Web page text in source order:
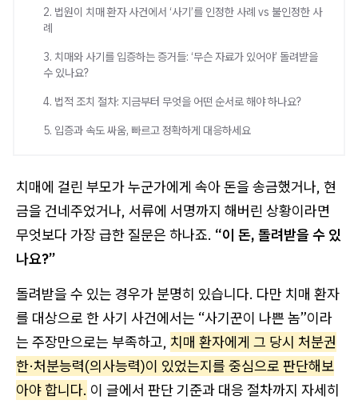
2. 법원이 치매 환자 사건에서 ‘사기’를 인정한 사례 vs 불인정한 사
례
3. 치매와 사기를 입증하는 증거들: ‘무슨 자료가 있어야’ 돌려받을
수 있나요?
4. 법적 조치 절차: 지금부터 무엇을 어떤 순서로 해야 하나요?
5. 입증과 속도 싸움, 빠르고 정확하게 대응하세요
치매에 걸린 부모가 누군가에게 속아 돈을 송금했거나, 현
금을 건네주었거나, 서류에 서명까지 해버린 상황이라면
무엇보다 가장 급한 질문은 하나죠. “이 돈, 돌려받을 수 있
나요?”
돌려받을 수 있는 경우가 분명히 있습니다. 다만 치매 환자
를 대상으로 한 사기 사건에서는 “사기꾼이 나쁜 놈”이라
는 주장만으로는 부족하고, 치매 환자에게 그 당시 처분권
한·처분능력(의사능력)이 있었는지를 중심으로 판단해보
아야 합니다. 이 글에서 판단 기준과 대응 절차까지 자세히